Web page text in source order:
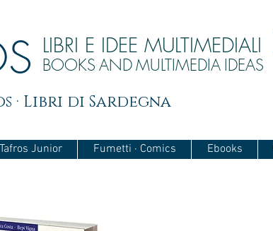
LIBRI E IDEE MULTIMEDIALI
BOOKS ANDMULTIMEDIA IDEAS
· Libri di Sardegna
Tafros Junior Fumetti · Comics Ebooks